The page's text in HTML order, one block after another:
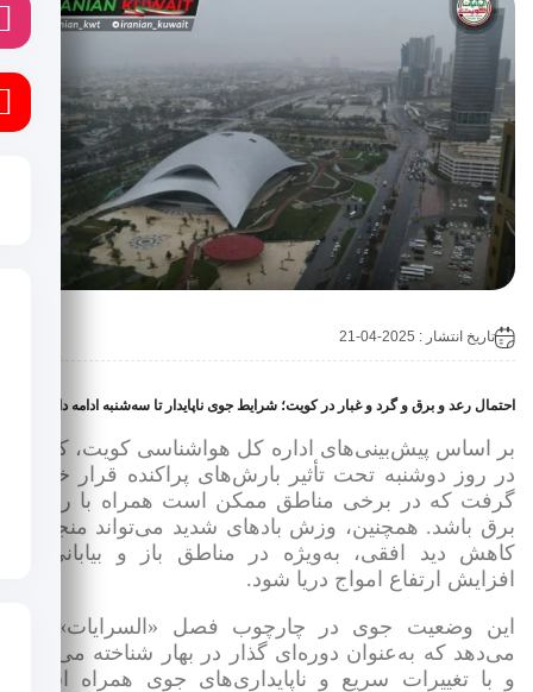
تاریخ انتشار : 2025-04-21
رعد و برق و گرد و غبار در کویت؛ شرایط جوی ناپایدار تا سه‌شنبه ادامه دارد!
اساس پیش‌بینی‌های اداره کل هواشناسی کویت، کشور
روز دوشنبه تحت تأثیر بارش‌های پراکنده قرار خواهد
که در برخی مناطق ممکن است همراه با رعد و
باشد. همچنین، وزش بادهای شدید می‌تواند منجر به
دید افقی، به‌ویژه در مناطق باز و بیابانی، و
ارتفاع امواج دریا شود.
وضعیت جوی در چارچوب فصل «السرايات» رخ
که به‌عنوان دوره‌ای گذار در بهار شناخته می‌شود
با تغییرات سریع و ناپایداری‌های جوی همراه است.